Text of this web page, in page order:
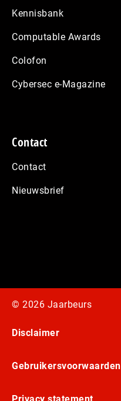
Kennisbank
Computable Awards
Colofon
Cybersec e-Magazine
Contact
Contact
Nieuwsbrief
© 2026 Jaarbeurs
Disclaimer
Gebruikersvoorwaarden